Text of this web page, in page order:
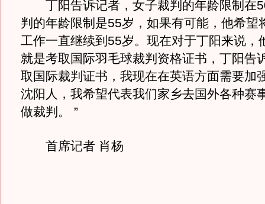
丁阳告诉记者，女子裁判的年龄限制在
判的年龄限制是55岁，如果有可能，他希望
工作一直继续到55岁。现在对于丁阳来说，
就是考取国际羽毛球裁判资格证书，丁阳告
取国际裁判证书，我现在在英语方面需要加
沈阳人，我希望代表我们家乡去国外各种赛
做裁判。 ”
首席记者 肖杨